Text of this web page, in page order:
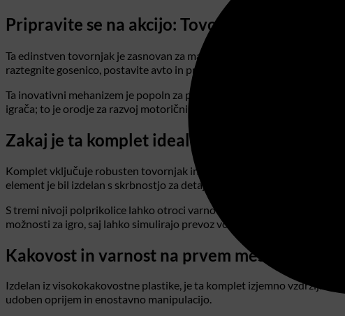
Pripravite se na akcijo: Tovornjak z
Ta edinstven tovornjak je zasnovan za maksimalno zabavo. Z
raztegnite gosenico, postavite avto in pritisnite gumb – avtomobilček
Ta inovativni mehanizem je popoln za pridobivanje prednosti v nori
igrača; to je orodje za razvoj motoričnih sposobnosti in domišljijske igre.
Zakaj je ta komplet idealen za vašega otroka?
Komplet vključuje robusten tovornjak in šest podrobnih, ulitih
element je bil izdelan s skrbnostjo za detajle, kar zagotavlja realistično
S tremi nivoji polprikolice lahko otroci varno prevažajo in shranjujejo
možnosti za igro, saj lahko simulirajo prevoz vozil po različnih dirkališčih
Kakovost in varnost na prvem mestu
Izdelan iz visokokakovostne plastike, je ta komplet izjemno vzdržljiv in
udoben oprijem in enostavno manipulacijo.